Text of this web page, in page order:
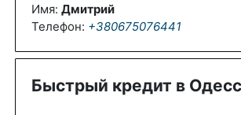
Имя: Дмитрий
Телефон: +380675076441
Быстрый кредит в